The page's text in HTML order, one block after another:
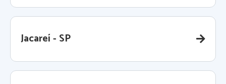
Jacareí - SP